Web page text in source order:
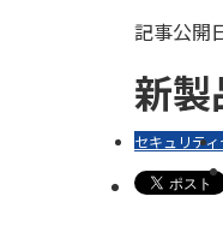
記事公開
新製
セキュリティ